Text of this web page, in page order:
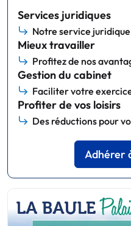
Services juridiques
Notre service
Mieux travailler
Profitez de nos
Gestion du cabinet
Faciliter votre
Profiter de vos loisirs
Des réductions pour
Adhérer